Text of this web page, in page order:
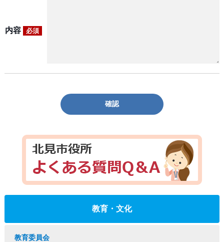
内容 必須
確認
教育・文化
教育委員会